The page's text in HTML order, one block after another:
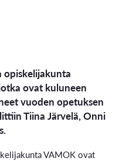
opiskelijakunta
ovat kuluneen
vuoden opetuksen
Tiina Järvelä, Onni
VAMOK ovat